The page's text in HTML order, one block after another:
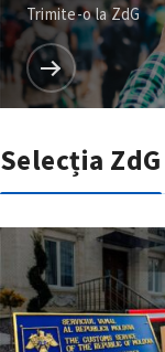
Trimite-o la ZdG
Selecția ZdG